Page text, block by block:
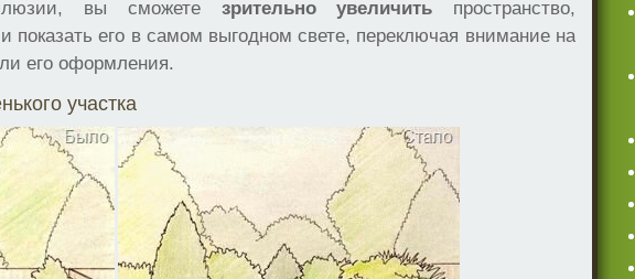
вы сможете зрительно увеличить пространство,
показать его в самом выгодном свете, переключая внимание на
его оформления.
участка